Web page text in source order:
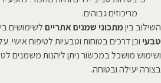
מריכוזים גבוהים.
השילוב ביןמתכוני שמנים אתרייםלשימושים
טבעי וכן דרכים בטוחות וטבעיות לטיפוח אישי.
ושימוש מושכל במכשור ניתן ליהנות משמנים
בצורה יעילה ובטוחה.